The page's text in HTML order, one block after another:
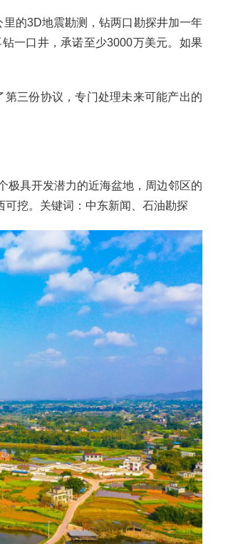
的3D地震勘测，钻两口勘探井加一年
一口井，承诺至少3000万美元。如果
三份协议，专门处理未来可能产出的
极具开发潜力的近海盆地，周边邻区的
挖。关键词：中东新闻、石油勘探